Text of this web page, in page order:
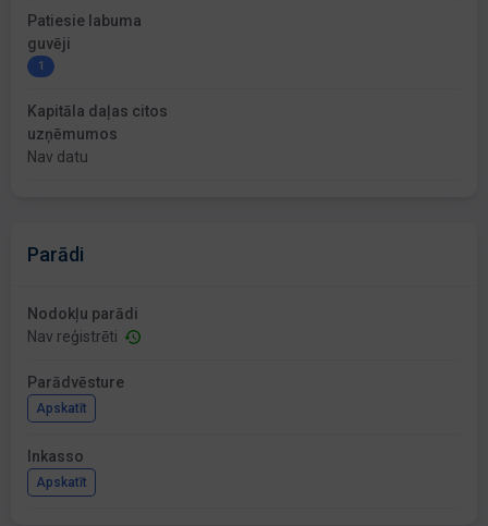
Patiesie labuma
guvēji
1
Kapitāla daļas citos
uzņēmumos
Nav datu
Parādi
Nodokļu parādi
Nav reģistrēti
Parādvēsture
Apskatīt
Inkasso
Apskatīt